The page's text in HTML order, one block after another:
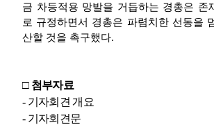
금 차등적용 망발을 거듭하는 경총은 존
로 규정하면서 경총은 파렴치한 선동을
산할 것을 촉구했다.
□ 첨부자료
- 기자회견 개요
- 기자회견문